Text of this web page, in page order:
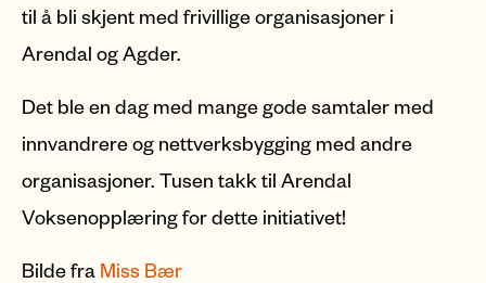
til å bli skjent med frivillige organisasjoner i
Arendal og Agder.
Det ble en dag med mange gode samtaler med
innvandrere og nettverksbygging med andre
organisasjoner. Tusen takk til Arendal
Voksenopplæring for dette initiativet!
Bilde fra Miss Bær